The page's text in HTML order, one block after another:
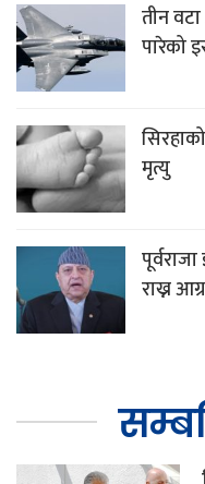
तीन
पारेको
मृत्यु
राख्न